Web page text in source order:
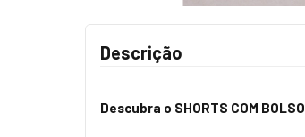
Descrição
Descubra o SHORTS COM BOLSO